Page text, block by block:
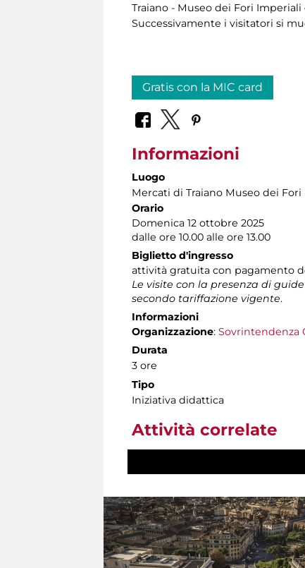
Traiano - Museo dei Fori Imperiali
Successivamente i visitatori si
Gratis con la MIC card
Informazioni
Luogo
Mercati di Traiano Museo dei
Orario
Domenica 12 ottobre 2025
dalle ore 10.00 alle ore 13.00
Biglietto d'ingresso
attività gratuita con pagamento
Le visite con la presenza di
secondo tariffazione vigente.
Informazioni
Organizzazione: Sovrintendenza
Durata
3 ore
Tipo
Iniziativa didattica
Attività correlate